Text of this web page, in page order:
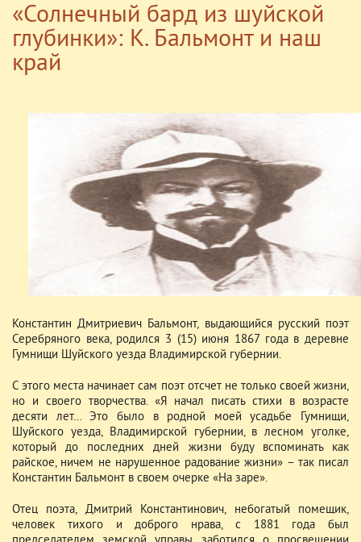
«Солнечный бард из шуйской
глубинки»: К. Бальмонт и наш
край
Константин Дмитриевич Бальмонт, выдающийся русский поэт
Серебряного века, родился 3 (15) июня 1867 года в деревне
Гумнищи Шуйского уезда Владимирской губернии.
С этого места начинает сам поэт отсчет не только своей жизни,
но и своего творчества. «Я начал писать стихи в возрасте
десяти лет… Это было в родной моей усадьбе Гумнищи,
Шуйского уезда, Владимирской губернии, в лесном уголке,
который до последних дней жизни буду вспоминать как
райское, ничем не нарушенное радование жизни» – так писал
Константин Бальмонт в своем очерке «На заре».
Отец поэта, Дмитрий Константинович, небогатый помещик,
человек тихого и доброго нрава, с 1881 года был